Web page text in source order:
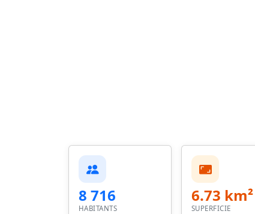
8 716
HABITANTS
6.73 km²
SUPERFICIE